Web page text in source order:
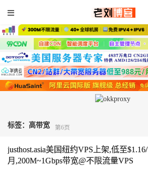
标签：高带宽 第6页
justhost.asia美国纽约VPS上架,低至$1.16/
月,200M~1Gbps带宽@不限流量VPS